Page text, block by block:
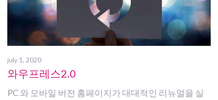
july 1, 2020
와우프레스2.0
PC 와 모바일 버전 홈페이지가 대대적인 리뉴얼을 실